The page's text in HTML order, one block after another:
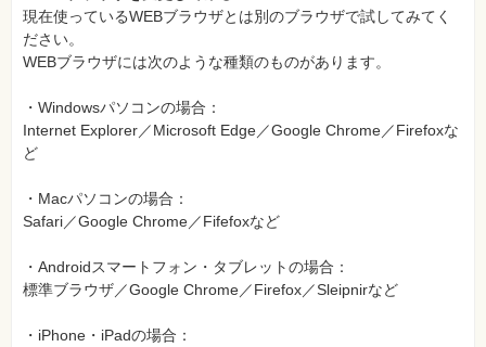
現在使っているWEBブラウザとは別のブラウザで試してみてく
ださい。
WEBブラウザには次のような種類のものがあります。
・Windowsパソコンの場合：
Internet Explorer／Microsoft Edge／Google Chrome／Firefoxな
ど
・Macパソコンの場合：
Safari／Google Chrome／Fifefoxなど
・Androidスマートフォン・タブレットの場合：
標準ブラウザ／Google Chrome／Firefox／Sleipnirなど
・iPhone・iPadの場合：